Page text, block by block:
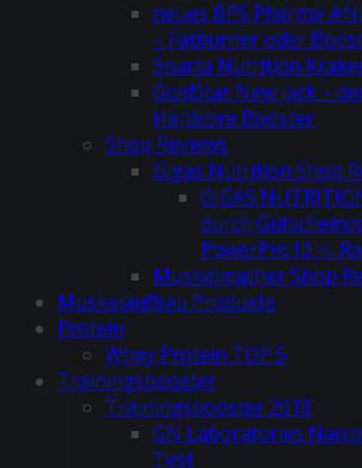
neues BPS Pharma
– Fatburner oder
Sparta Nutrition
GoldStar New Jack –
Hardcore Booster
Shop Reviews
Gigas Nutrition Shop
GIGAS
durch
PowerPro10 <-
Muskelmacher Shop
Muskelaufbau Produkte
Protein
Whey Protein TOP 5
Trainingsbooster
Trainingsbooster 2018
GN Laboratories
Test